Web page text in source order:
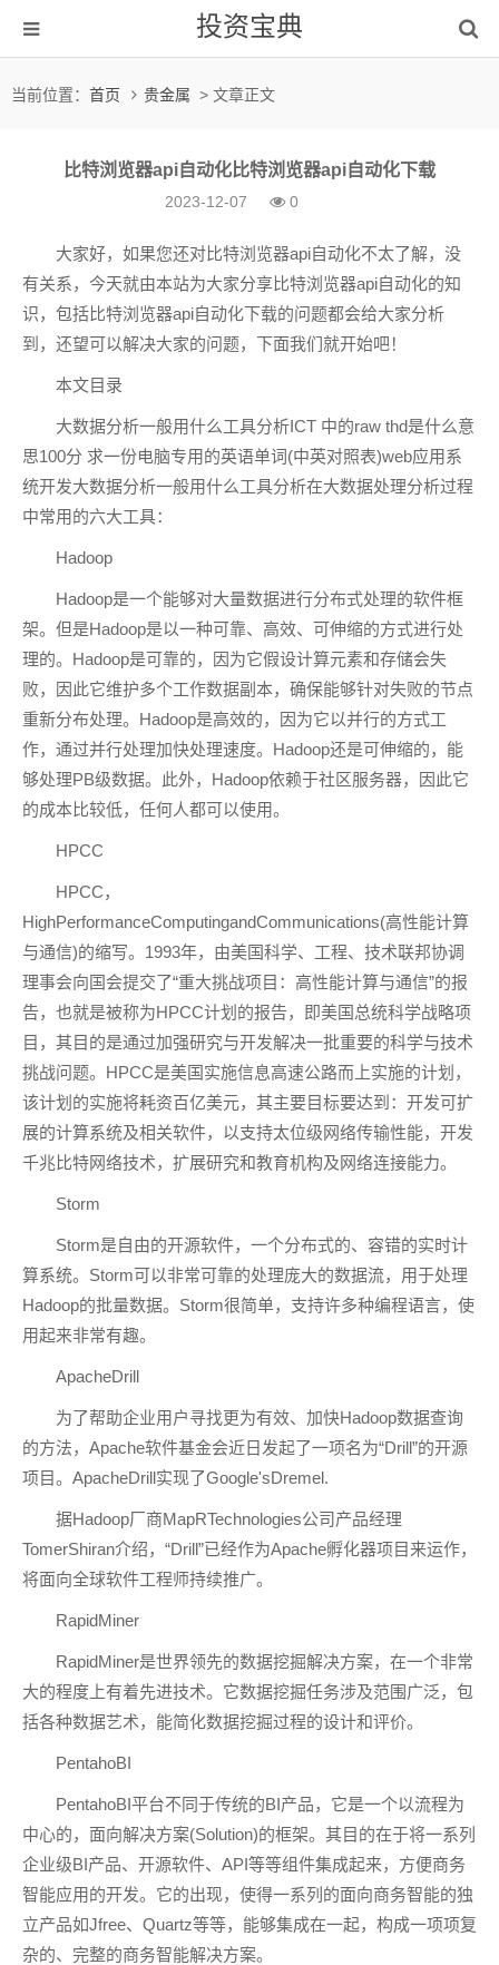
投资宝典
当前位置： 首页 贵金属 > 文章正文
比特浏览器api自动化比特浏览器api自动化下载
2023-12-07 0
大家好，如果您还对比特浏览器api自动化不太了解，没
有关系，今天就由本站为大家分享比特浏览器api自动化的知
识，包括比特浏览器api自动化下载的问题都会给大家分析
到，还望可以解决大家的问题，下面我们就开始吧！
本文目录
大数据分析一般用什么工具分析ICT 中的raw thd是什么意
思100分 求一份电脑专用的英语单词(中英对照表)web应用系
统开发大数据分析一般用什么工具分析在大数据处理分析过程
中常用的六大工具：
Hadoop
Hadoop是一个能够对大量数据进行分布式处理的软件框
架。但是Hadoop是以一种可靠、高效、可伸缩的方式进行处
理的。Hadoop是可靠的，因为它假设计算元素和存储会失
败，因此它维护多个工作数据副本，确保能够针对失败的节点
重新分布处理。Hadoop是高效的，因为它以并行的方式工
作，通过并行处理加快处理速度。Hadoop还是可伸缩的，能
够处理PB级数据。此外，Hadoop依赖于社区服务器，因此它
的成本比较低，任何人都可以使用。
HPCC
HPCC，
HighPerformanceComputingandCommunications(高性能计算
与通信)的缩写。1993年，由美国科学、工程、技术联邦协调
理事会向国会提交了“重大挑战项目：高性能计算与通信”的报
告，也就是被称为HPCC计划的报告，即美国总统科学战略项
目，其目的是通过加强研究与开发解决一批重要的科学与技术
挑战问题。HPCC是美国实施信息高速公路而上实施的计划，
该计划的实施将耗资百亿美元，其主要目标要达到：开发可扩
展的计算系统及相关软件，以支持太位级网络传输性能，开发
千兆比特网络技术，扩展研究和教育机构及网络连接能力。
Storm
Storm是自由的开源软件，一个分布式的、容错的实时计
算系统。Storm可以非常可靠的处理庞大的数据流，用于处理
Hadoop的批量数据。Storm很简单，支持许多种编程语言，使
用起来非常有趣。
ApacheDrill
为了帮助企业用户寻找更为有效、加快Hadoop数据查询
的方法，Apache软件基金会近日发起了一项名为“Drill”的开源
项目。ApacheDrill实现了Google'sDremel.
据Hadoop厂商MapRTechnologies公司产品经理
TomerShiran介绍，“Drill”已经作为Apache孵化器项目来运作，
将面向全球软件工程师持续推广。
RapidMiner
RapidMiner是世界领先的数据挖掘解决方案，在一个非常
大的程度上有着先进技术。它数据挖掘任务涉及范围广泛，包
括各种数据艺术，能简化数据挖掘过程的设计和评价。
PentahoBI
PentahoBI平台不同于传统的BI产品，它是一个以流程为
中心的，面向解决方案(Solution)的框架。其目的在于将一系列
企业级BI产品、开源软件、API等等组件集成起来，方便商务
智能应用的开发。它的出现，使得一系列的面向商务智能的独
立产品如Jfree、Quartz等等，能够集成在一起，构成一项项复
杂的、完整的商务智能解决方案。